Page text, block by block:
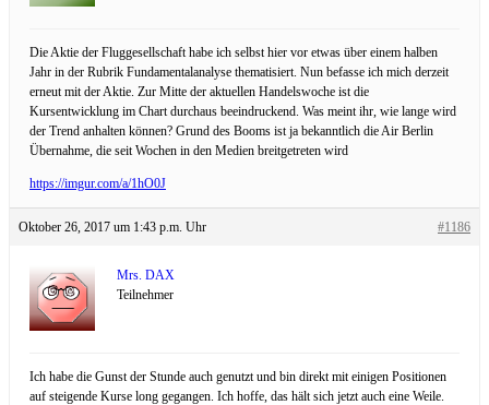
Die Aktie der Fluggesellschaft habe ich selbst hier vor etwas über einem halben
Jahr in der Rubrik Fundamentalanalyse thematisiert. Nun befasse ich mich derzeit
erneut mit der Aktie. Zur Mitte der aktuellen Handelswoche ist die
Kursentwicklung im Chart durchaus beeindruckend. Was meint ihr, wie lange wird
der Trend anhalten können? Grund des Booms ist ja bekanntlich die Air Berlin
Übernahme, die seit Wochen in den Medien breitgetreten wird
https://imgur.com/a/1hO0J
Oktober 26, 2017 um 1:43 p.m. Uhr #1186
Mrs. DAX
Teilnehmer
Ich habe die Gunst der Stunde auch genutzt und bin direkt mit einigen Positionen
auf steigende Kurse long gegangen. Ich hoffe, das hält sich jetzt auch eine Weile.